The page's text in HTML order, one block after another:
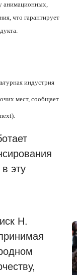
анимационных,
что гарантирует
индустрия
мест, сообщает
эту
Н.